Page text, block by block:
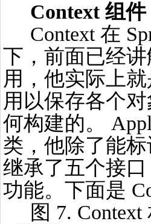
Context 组件
Context 在
下，前面已经讲
用，他实际上
用以保存各个
何构建的。
类，他除了能
继承了五个接
功能。下面是
图 7. Context